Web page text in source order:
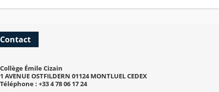
Contact
Collège Émile Cizain
1 AVENUE OSTFILDERN 01124 MONTLUEL CEDEX
Téléphone : +33 4 78 06 17 24